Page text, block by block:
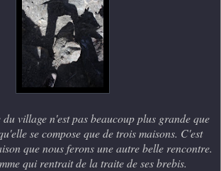
village n'est pas beaucoup plus grande que
se compose que de trois maisons. C'est
que nous ferons une autre belle rencontre.
qui rentrait de la traite de ses brebis.